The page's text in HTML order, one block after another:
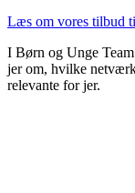
Læs om vores tilbud
I Børn og Unge
jer om, hvilke
relevante for jer.